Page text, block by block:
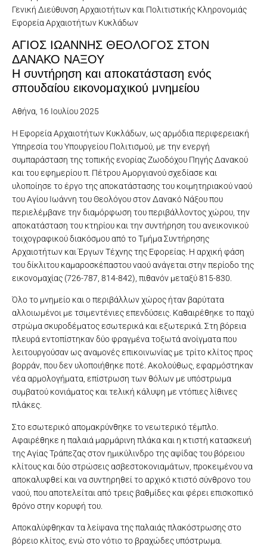
Γενική Διεύθυνση Αρχαιοτήτων και Πολιτιστικής Κληρονομιάς
Εφορεία Αρχαιοτήτων Κυκλάδων
ΑΓΙΟΣ ΙΩΑΝΝΗΣ ΘΕΟΛΟΓΟΣ ΣΤΟΝ
ΔΑΝΑΚΟ ΝΑΞΟΥ
Η συντήρηση και αποκατάσταση ενός
σπουδαίου εικονομαχικού μνημείου
Αθήνα, 16 Ιουλίου 2025
Η Εφορεία Αρχαιοτήτων Κυκλάδων, ως αρμόδια περιφερειακή
Υπηρεσία του Υπουργείου Πολιτισμού, με την ενεργή
συμπαράσταση της τοπικής ενορίας Ζωοδόχου Πηγής Δανακού
και του εφημερίου π. Πέτρου Αμοργιανού σχεδίασε και
υλοποίησε το έργο της αποκατάστασης του κοιμητηριακού ναού
του Αγίου Ιωάννη του Θεολόγου στον Δανακό Νάξου που
περιελέμβανε την διαμόρφωση του περιβάλλοντος χώρου, την
αποκατάσταση του κτηρίου και την συντήρηση του ανεικονικού
τοιχογραφικού διακόσμου από το Τμήμα Συντήρησης
Αρχαιοτήτων και Έργων Τέχνης της Εφορείας. Η αρχική φάση
του δίκλιτου καμαροσκέπαστου ναού ανάγεται στην περίοδο της
εικονομαχίας (726-787, 814-842), πιθανόν μεταξύ 815-830.
Όλο το μνημείο και ο περιβάλλων χώρος ήταν βαρύτατα
αλλοιωμένοι με τσιμεντένιες επενδύσεις. Καθαιρέθηκε το παχύ
στρώμα σκυροδέματος εσωτερικά και εξωτερικά. Στη βόρεια
πλευρά εντοπίστηκαν δύο φραγμένα τοξωτά ανοίγματα που
λειτουργούσαν ως αναμονές επικοινωνίας με τρίτο κλίτος προς
βορράν, που δεν υλοποιήθηκε ποτέ. Ακολούθως, εφαρμόστηκαν
νέα αρμολογήματα, επίστρωση των θόλων με υπόστρωμα
συμβατού κονιάματος και τελική κάλυψη με ντόπιες λίθινες
πλάκες.
Στο εσωτερικό απομακρύνθηκε το νεωτερικό τέμπλο.
Αφαιρέθηκε η παλαιά μαρμάρινη πλάκα και η κτιστή κατασκευή
της Αγίας Τράπεζας στον ημικύλινδρο της αψίδας του βόρειου
κλίτους και δύο στρώσεις ασβεστοκονιαμάτων, προκειμένου να
αποκαλυφθεί και να συντηρηθεί το αρχικό κτιστό σύνθρονο του
ναού, που αποτελείται από τρεις βαθμίδες και φέρει επισκοπικό
θρόνο στην κορυφή του.
Αποκαλύφθηκαν τα λείψανα της παλαιάς πλακόστρωσης στο
βόρειο κλίτος, ενώ στο νότιο το βραχώδες υπόστρωμα.